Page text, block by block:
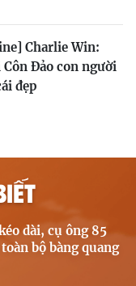
Charlie Win:
Đảo con người
đẹp
dài, cụ ông 85
bộ bàng quang